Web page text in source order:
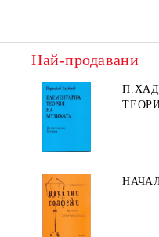
Най-продавани